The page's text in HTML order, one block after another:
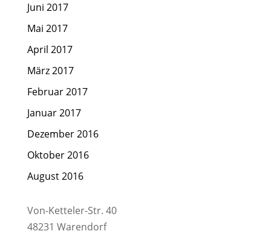
Juni 2017
Mai 2017
April 2017
März 2017
Februar 2017
Januar 2017
Dezember 2016
Oktober 2016
August 2016
Von-Ketteler-Str. 40
48231 Warendorf